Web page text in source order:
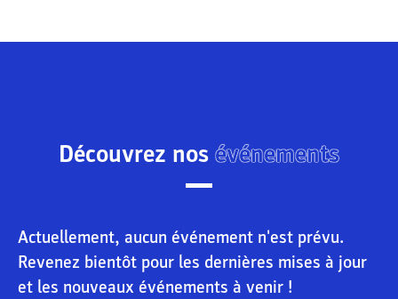
Découvrez nos événements
Actuellement, aucun événement n'est prévu.
Revenez bientôt pour les dernières mises à jour
et les nouveaux événements à venir !